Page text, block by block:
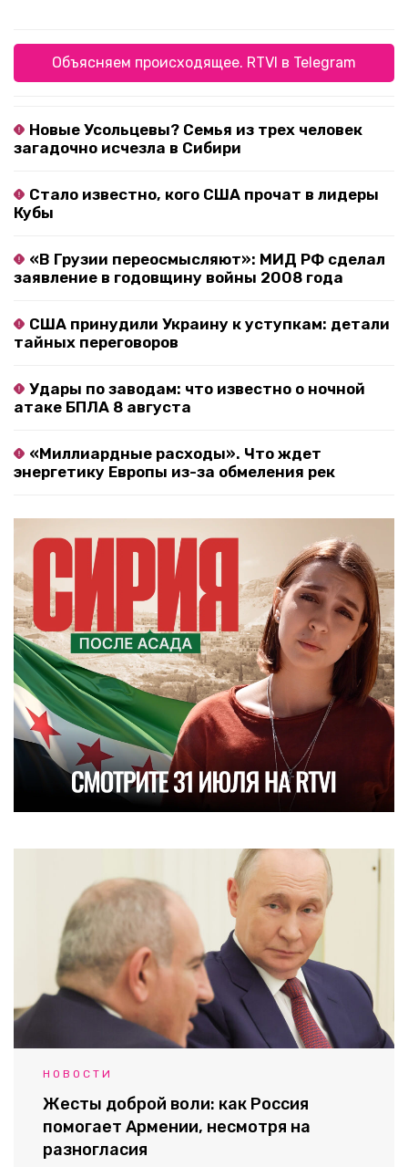
Объясняем происходящее. RTVI в Telegram
Новые Усольцевы? Семья из трех человек
загадочно исчезла в Сибири
Стало известно, кого США прочат в лидеры
Кубы
«В Грузии переосмысляют»: МИД РФ сделал
заявление в годовщину войны 2008 года
США принудили Украину к уступкам: детали
тайных переговоров
Удары по заводам: что известно о ночной
атаке БПЛА 8 августа
«Миллиардные расходы». Что ждет
энергетику Европы из-за обмеления рек
НОВОСТИ
Жесты доброй воли: как Россия
помогает Армении, несмотря на
разногласия